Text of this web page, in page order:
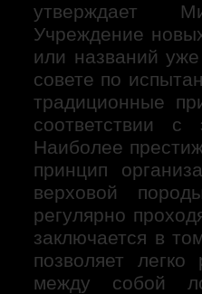
утверждает
Учреждение
или названий
совете по
традиционные
соответствии с
Наиболее
принцип
верховой
регулярно
заключается в
позволяет
между собой